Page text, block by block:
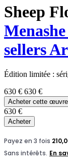
Sheep
sellers
Édition limitée :
630 € 630 €
Acheter cette œuvre
630 €
Acheter